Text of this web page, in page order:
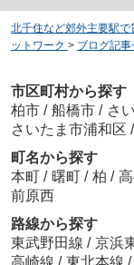
北千住など郊外主要駅
ットワーク > ブログ記事
市区町村から探す
柏市 / 船橋市 / さ
さいたま市浦和区 /
町名から探す
本町 / 曙町 / 柏 /
前原西
路線から探す
東武野田線 / 京浜
高崎線 / 東北本線 /